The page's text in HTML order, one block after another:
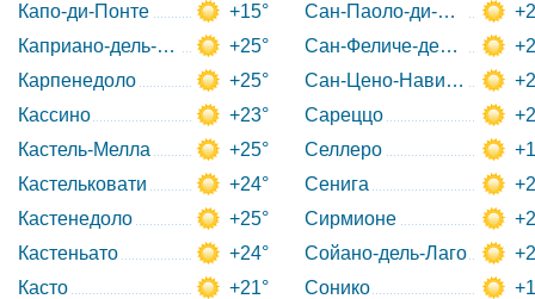
Капо-ди-Понте
+15°
Каприано-дель-Колле
+25°
Карпенедоло
+25°
Кассино
+23°
Кастель-Мелла
+25°
Кастельковати
+24°
Кастенедоло
+25°
Кастеньато
+24°
Касто
+21°
Сан-Паоло-ди-Чивитате
Сан-Феличе-дель-Бенако
Сан-Цено-Навильо
Сареццо
Селлеро
Сенига
Сирмионе
Сойано-дель-Лаго
Сонико